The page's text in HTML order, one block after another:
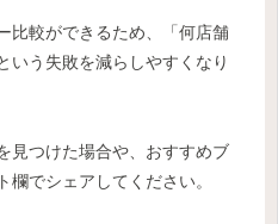
比較ができるため、「何店舗
いう失敗を減らしやすくなり
見つけた場合や、おすすめブ
でシェアしてください。